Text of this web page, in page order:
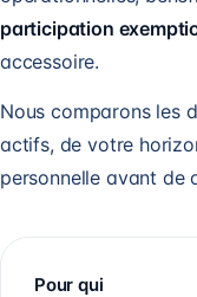
participation
accessoire.
Nous comparons les
actifs, de votre
personnelle avant de
Pour qui